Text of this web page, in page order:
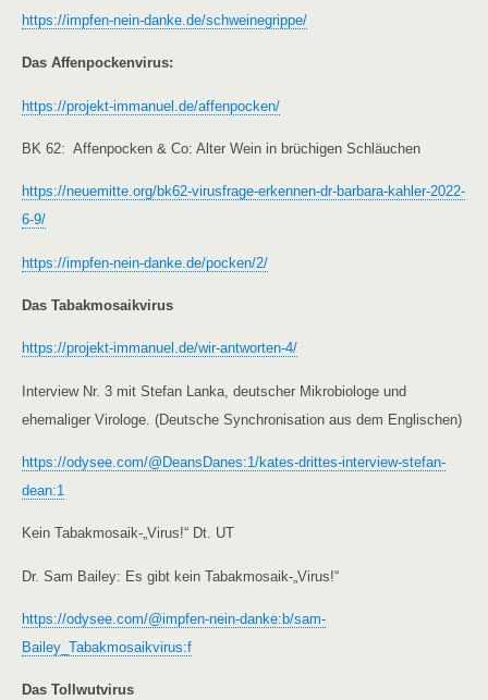
https://impfen-nein-danke.de/schweinegrippe/
Das Affenpockenvirus:
https://projekt-immanuel.de/affenpocken/
BK 62: Affenpocken & Co: Alter Wein in brüchigen Schläuchen
https://neuemitte.org/bk62-virusfrage-erkennen-dr-barbara-kahler-2022-
6-9/
https://impfen-nein-danke.de/pocken/2/
Das Tabakmosaikvirus
https://projekt-immanuel.de/wir-antworten-4/
Interview Nr. 3 mit Stefan Lanka, deutscher Mikrobiologe und
ehemaliger Virologe. (Deutsche Synchronisation aus dem Englischen)
https://odysee.com/@DeansDanes:1/kates-drittes-interview-stefan-
dean:1
Kein Tabakmosaik-„Virus!“ Dt. UT
Dr. Sam Bailey: Es gibt kein Tabakmosaik-„Virus!“
https://odysee.com/@impfen-nein-danke:b/sam-
Bailey_Tabakmosaikvirus:f
Das Tollwutvirus